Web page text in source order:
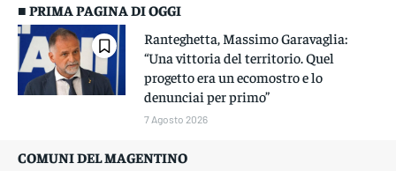
■ PRIMA PAGINA DI OGGI
Ranteghetta, Massimo Garavaglia:
“Una vittoria del territorio. Quel
progetto era un ecomostro e lo
denunciai per primo”
7 Agosto 2026
COMUNI DEL MAGENTINO